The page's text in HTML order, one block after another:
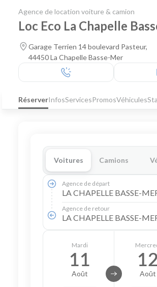
Agence de location voiture & camion
Loc Eco La Chapelle
Garage Terrien 14 boulevard Pasteur,
44450 La Chapelle Basse-Mer
RéserverInfosServicesPromosVéhicules
Voitures Camions
Agence de départ
LA CHAPELLE BASSE-
Agence de retour
LA CHAPELLE BASSE-
Mardi
11
Août
12
Août